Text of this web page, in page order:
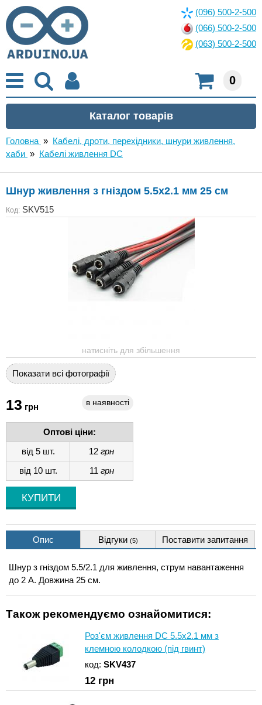
(096) 500-2-500
(066) 500-2-500
(063) 500-2-500
0
Головна » Кабелі, дроти, перехідники, шнури живлення,
хаби » Кабелі живлення DC
Шнур живлення з гніздом 5.5x2.1 мм 25 см
Код: SKV515
натисніть для збільшення
Показати всі фотографії
13 грн в наявності
Оптові ціни:
від 5 шт.
12 грн
від 10 шт.
11 грн
Опис Відгуки (5) Поставити запитання
Шнур з гніздом 5.5/2.1 для живлення, струм навантаження
до 2 А. Довжина 25 см.
Також рекомендуємо ознайомитися:
Роз'єм живлення DC 5.5x2.1 мм з
клемною колодкою (під гвинт)
код: SKV437
12 грн